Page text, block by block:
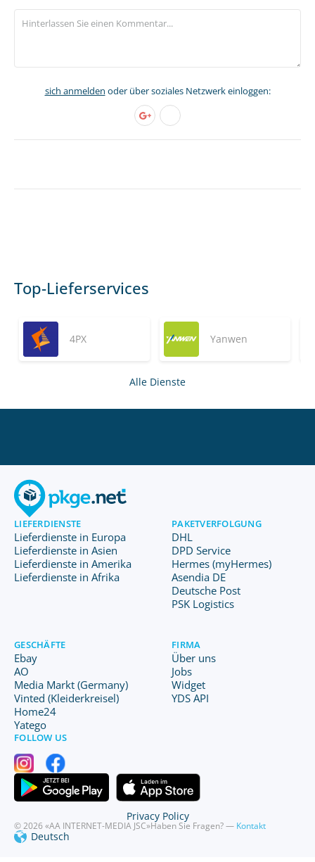
sich anmelden oder über soziales Netzwerk einloggen:
Top-Lieferservices
4PX Yanwen
Alle Dienste
LIEFERDIENSTE
Lieferdienste in Europa
Lieferdienste in Asien
Lieferdienste in Amerika
Lieferdienste in Afrika
PAKETVERFOLGUNG
DHL
DPD Service
Hermes (myHermes)
Asendia DE
Deutsche Post
PSK Logistics
GESCHÄFTE
Ebay
AO
Media Markt (Germany)
Vinted (Kleiderkreisel)
Home24
Yatego
FIRMA
Über uns
Jobs
Widget
YDS API
FOLLOW US
© 2026 «AA INTERNET-MEDIA JSC»Haben Sie Fragen? — Kontakt
Deutsch
Privacy Policy